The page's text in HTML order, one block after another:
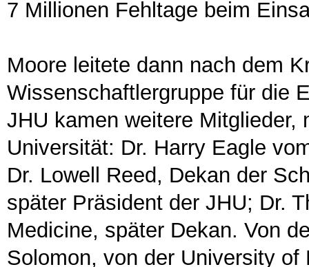
7 Millionen Fehltage beim
Moore leitete dann nach dem
Wissenschaftlergruppe für die
JHU kamen weitere Mitglieder,
Universität: Dr. Harry Eagle
Dr. Lowell Reed, Dekan der
später Präsident der JHU; Dr.
Medicine, später Dekan. Von
Solomon, von der University